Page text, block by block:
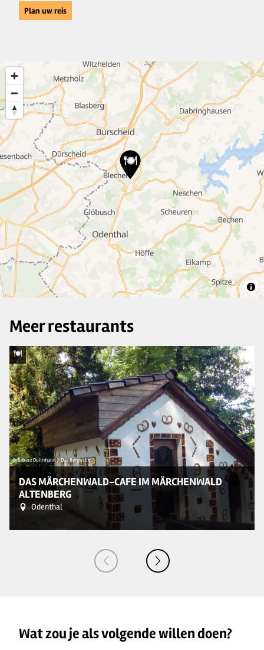
Plan uw reis
22
12
10
8
2
Meer restaurants
© Sabine Dohrmann / Das Bergische
DAS MÄRCHENWALD-CAFE IM MÄRCHENWALD
ALTENBERG
Odenthal
Wat zou je als volgende willen doen?